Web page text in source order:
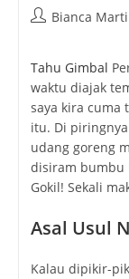
PostBianca
Tahu Gimbal
waktu diajak
saya kira cuma
itu. Di
udang goreng
disiram bumbu
Gokil! Sekali
Asal Usul
Kalau dipikir-